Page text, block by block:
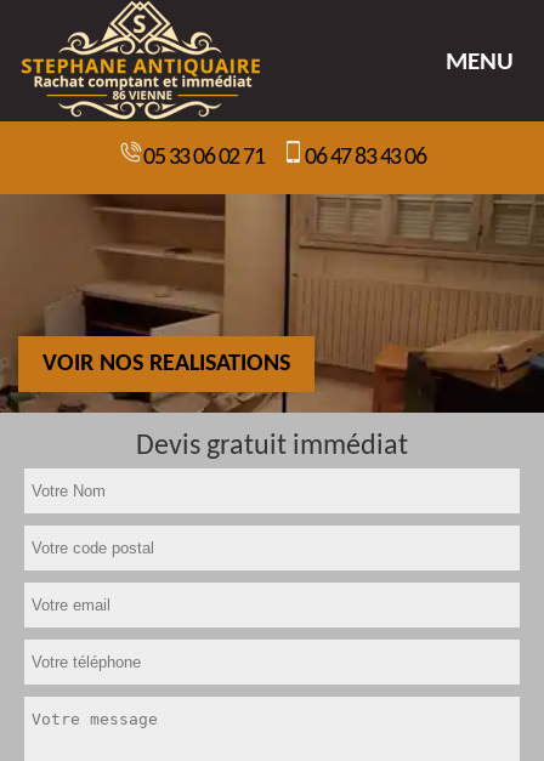
MENU
05 33 06 02 71 06 47 83 43 06
VOIR NOS REALISATIONS
Devis gratuit immédiat